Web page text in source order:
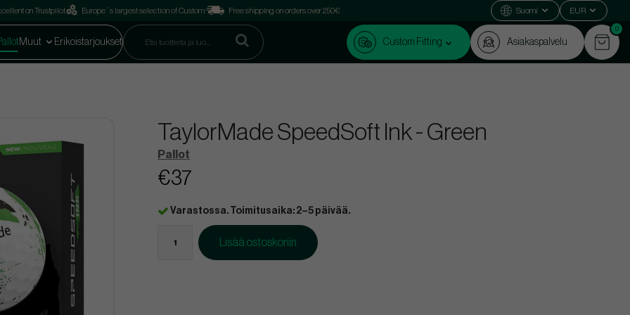
on Trustpilot Europe´s largest selection of Custom Free shipping on orders over 250€ Suomi EUR
Muut Erikoistarjoukset Custom Fitting Asiakaspalvelu
0
TaylorMade SpeedSoft Ink - Green
Pallot
€37
Varastossa. Toimitusaika: 2–5 päivää.
Lisää ostoskoriin